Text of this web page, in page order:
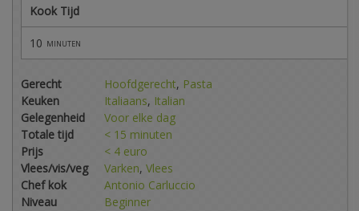
Kook Tijd
10 minuten
Gerecht Hoofdgerecht, Pasta
Keuken
Italiaans, Italian
Gelegenheid
Voor elke dag
Totale tijd
< 15 minuten
Prijs
< 4 euro
Vlees/vis/veg
Varken, Vlees
Chef kok
Antonio Carluccio
Niveau
Beginner